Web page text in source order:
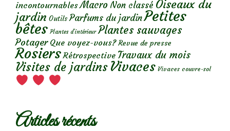
incontournables Macro Non classé Oiseaux du
jardin Outils Parfums du jardinPetites
bêtes Plantes d’intérieur Plantes sauvages
Potager Que voyez-vous? Revue de presse
Rosiers Rétrospective Travaux du mois
Visites de jardins Vivaces Vivaces couvre-sol
Articles récents